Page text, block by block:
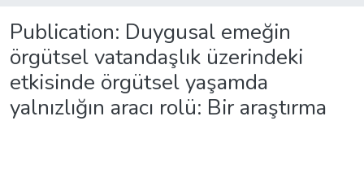
Publication: Duygusal emeğin
örgütsel vatandaşlık üzerindeki
etkisinde örgütsel yaşamda
yalnızlığın aracı rolü: Bir araştırma